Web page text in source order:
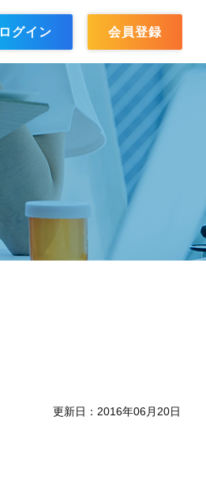
ログイン 会員登録
更新日：2016年06月20日